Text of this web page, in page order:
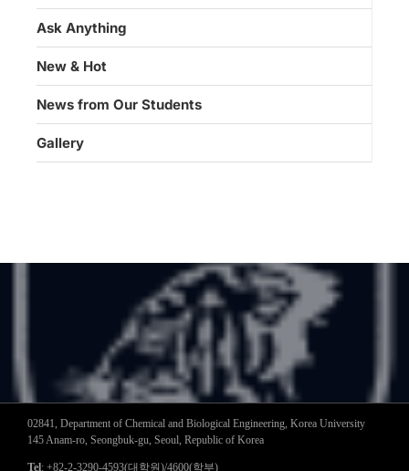
Ask Anything
New & Hot
News from Our Students
Gallery
02841, Department of Chemical and Biological Engineering, Korea University
145 Anam-ro, Seongbuk-gu, Seoul, Republic of Korea
Tel: +82-2-3290-4593(대학원)/4600(학부)